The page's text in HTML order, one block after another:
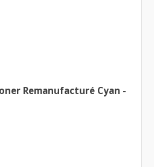
Remanufacturé Cyan -